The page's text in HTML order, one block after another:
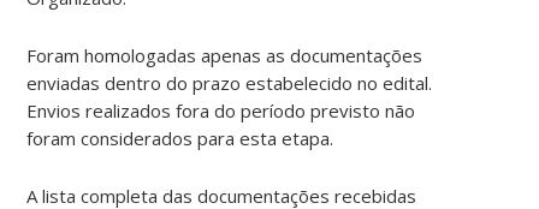
Foram homologadasapenas as documentações
enviadas dentro do prazo estabelecido no edital.
Envios realizados fora do período previsto não
foram considerados para esta etapa.
A lista completa das documentações recebidas